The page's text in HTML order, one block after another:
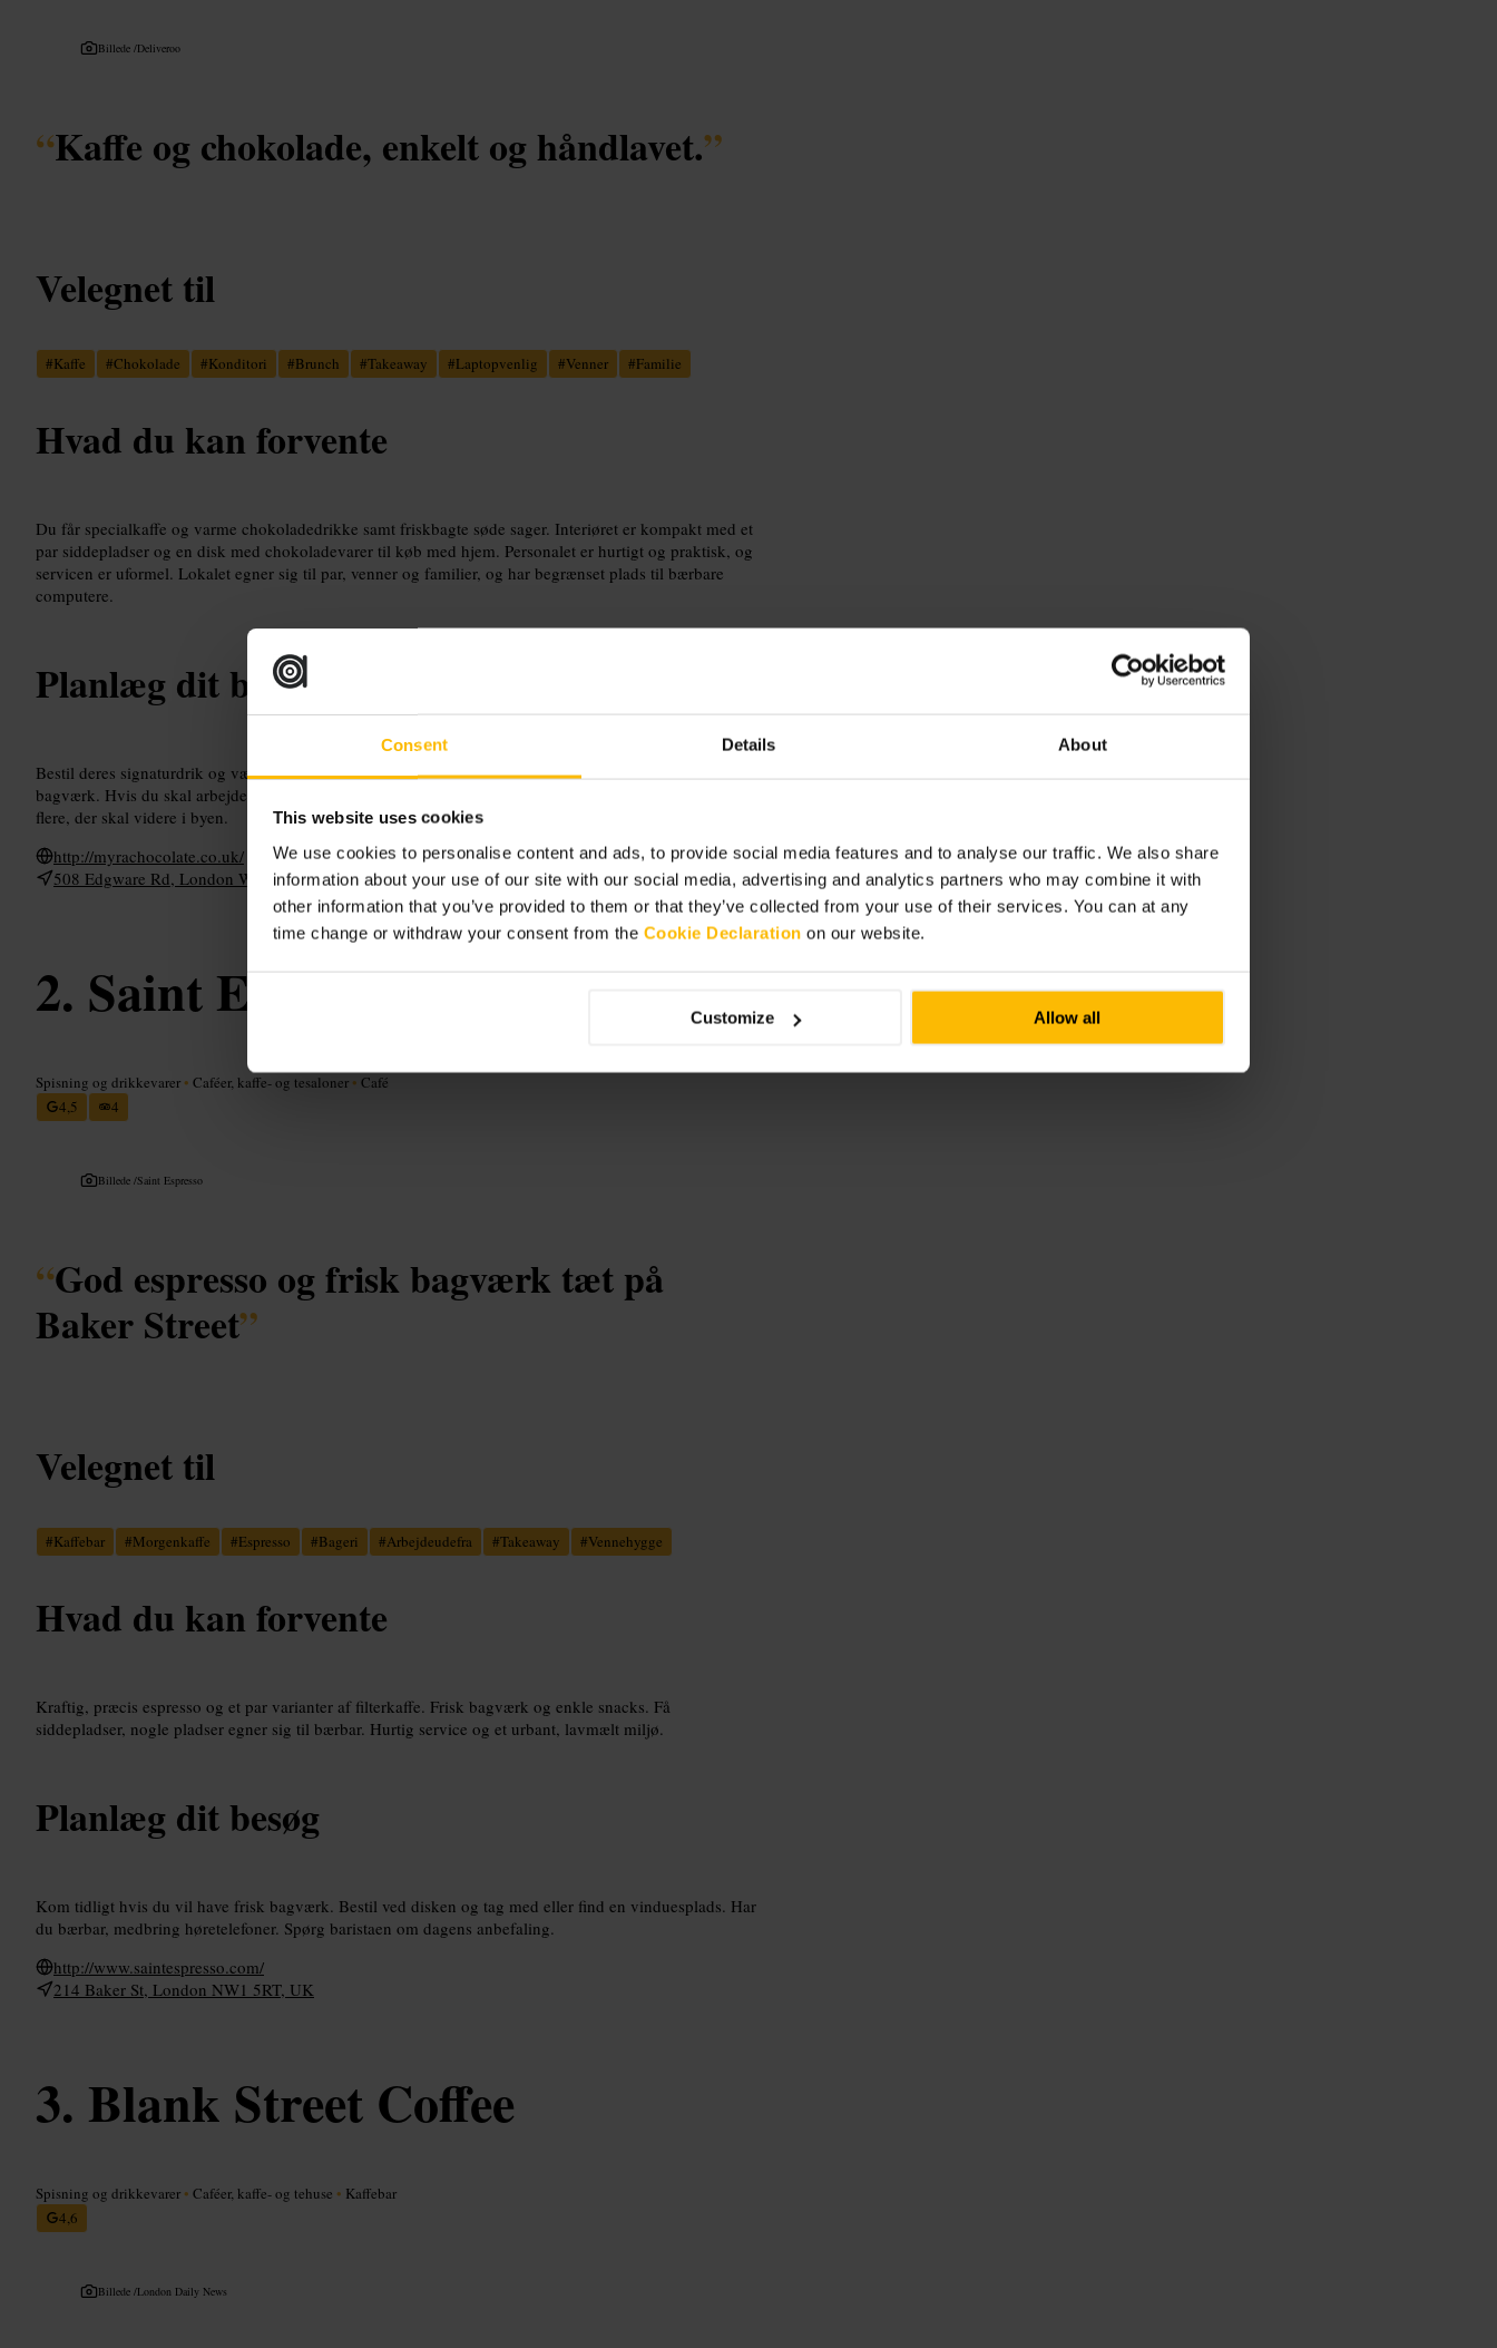
Consent Details About
This website uses cookies
We use cookies to personalise content and ads, to provide social media features and to analyse our traffic. We also share
information about your use of our site with our social media, advertising and analytics partners who may combine it with
other information that you’ve provided to them or that they’ve collected from your use of their services. You can at any
time change or withdraw your consent from the Cookie Declaration on our website.
Customize Allow all
Billede /Deliveroo
“Kaffe og chokolade, enkelt og håndlavet.”
Velegnet til
#Kaffe #Chokolade #Konditori #Brunch #Takeaway #Laptopvenlig #Venner #Familie
Hvad du kan forvente
Du får specialkaffe og varme chokoladedrikke samt friskbagte søde sager. Interiøret er kompakt med et
par siddepladser og en disk med chokoladevarer til køb med hjem. Personalet er hurtigt og praktisk, og
servicen er uformel. Lokalet egner sig til par, venner og familier, og har begrænset plads til bærbare
computere.
Planlæg dit besøg
Bestil deres signaturdrik og vælg et vinduesbord hvis du vil sidde ned. Kom tidligt for størst udvalg af
bagværk. Hvis du skal arbejde, medbring en powerbank; strømudtag er få. Overvej takeaway hvis I er
flere, der skal videre i byen.
http://myrachocolate.co.uk/
508 Edgware Rd, London W2 1EJ, UK
Saint Espresso - Baker Street
Spisning og drikkevarer • Caféer, kaffe- og tesaloner • Café
4,5
4
Billede /Saint Espresso
“God espresso og frisk bagværk tæt på
Baker Street”
Velegnet til
#Kaffebar #Morgenkaffe #Espresso #Bageri #Arbejdeudefra #Takeaway #Vennehygge
Hvad du kan forvente
Kraftig, præcis espresso og et par varianter af filterkaffe. Frisk bagværk og enkle snacks. Få
siddepladser, nogle pladser egner sig til bærbar. Hurtig service og et urbant, lavmælt miljø.
Planlæg dit besøg
Kom tidligt hvis du vil have frisk bagværk. Bestil ved disken og tag med eller find en vinduesplads. Har
du bærbar, medbring høretelefoner. Spørg baristaen om dagens anbefaling.
http://www.saintespresso.com/
214 Baker St, London NW1 5RT, UK
Blank Street Coffee
Spisning og drikkevarer • Caféer, kaffe- og tehuse • Kaffebar
4,6
Billede /London Daily News